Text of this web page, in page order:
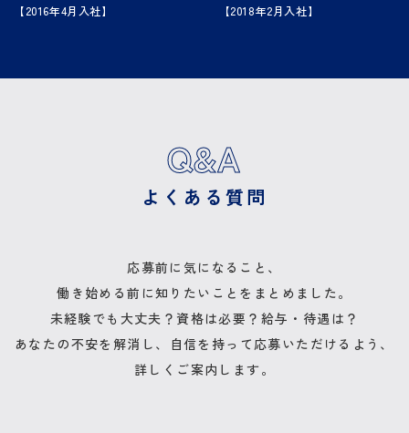
【2016年4月入社】 【2018年2月入社】
Q&A
よくある質問
応募前に気になること、
働き始める前に知りたいことを まとめました。
未経験でも大丈夫？資格は必要？ 給与・待遇は？
あなたの不安を解消し、
自信を持って応募いただけるよう、
詳しくご案内します。